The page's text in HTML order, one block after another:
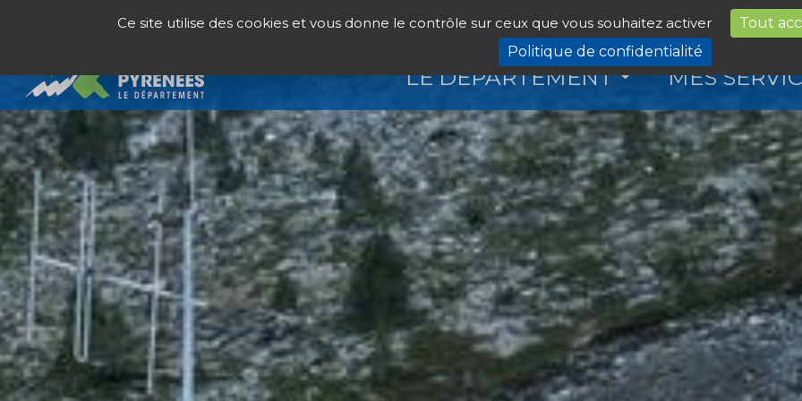
Ce site utilise des cookies et vous donne le contrôle sur ceux que vous souhaitez activer Tout
Politique de confidentialité
LE DÉPARTEMENT MES